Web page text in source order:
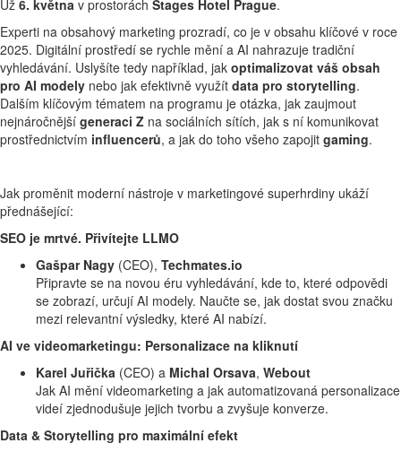
Už 6. května v prostorách Stages Hotel Prague.
Experti na obsahový marketing prozradí, co je v obsahu klíčové v roce
2025. Digitální prostředí se rychle mění a AI nahrazuje tradiční
vyhledávání. Uslyšíte tedy například, jak optimalizovat váš obsah
pro AI modely nebo jak efektivně využít data pro storytelling.
Dalším klíčovým tématem na programu je otázka, jak zaujmout
nejnáročnější generaci Z na sociálních sítích, jak s ní komunikovat
prostřednictvím influencerů, a jak do toho všeho zapojit gaming.
Jak proměnit moderní nástroje v marketingové superhrdiny ukáží
přednášející:
SEO je mrtvé. Přivítejte LLMO
Gašpar Nagy (CEO), Techmates.io
Připravte se na novou éru vyhledávání, kde to, které odpovědi
se zobrazí, určují AI modely. Naučte se, jak dostat svou značku
mezi relevantní výsledky, které AI nabízí.
AI ve videomarketingu: Personalizace na kliknutí
Karel Juřička (CEO) a Michal Orsava, Webout
Jak AI mění videomarketing a jak automatizovaná personalizace
videí zjednodušuje jejich tvorbu a zvyšuje konverze.
Data & Storytelling pro maximální efekt